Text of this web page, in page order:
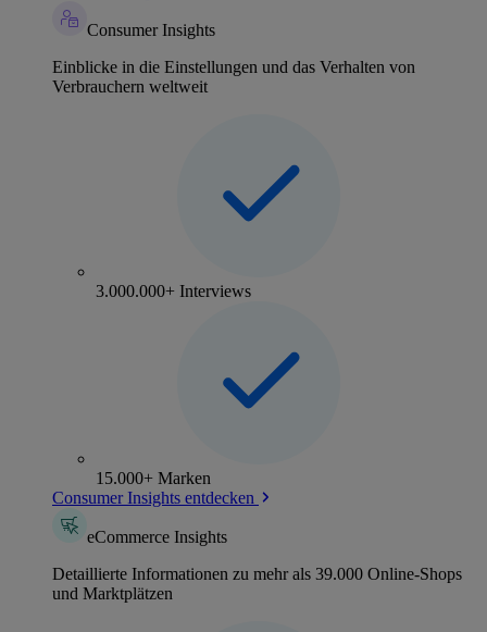
Consumer Insights
Einblicke in die Einstellungen und das Verhalten von
Verbrauchern weltweit
3.000.000+ Interviews
15.000+ Marken
Consumer Insights entdecken
eCommerce Insights
Detaillierte Informationen zu mehr als 39.000 Online-Shops
und Marktplätzen